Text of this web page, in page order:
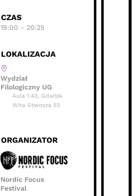
CZAS
19:00 - 20:25
LOKALIZACJA
Wydział
Filologiczny UG
Aula 1.43, Gdańsk
Wita Stwosza 55
ORGANIZATOR
Nordic Focus
Festival